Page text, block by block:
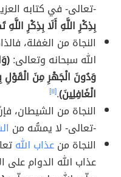
-تعالى- في كتابه
بِذِكْرِ اللَّهِ أَلَا بِذِكْرِ
النجاة من الغفلة،
الله سبحانه وتعالى:
وَدُونَ الْجَهْرِ مِنَ الْقَوْلِ
الْغَافِلِينَ).[١١]
النجاة من الشيطان،
-تعالى- لا يمسُّه من
النجاة منعذاب الله
عذاب الله الدوام على